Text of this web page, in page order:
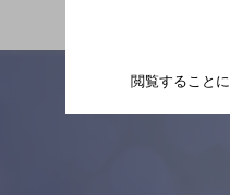
閲覧すること